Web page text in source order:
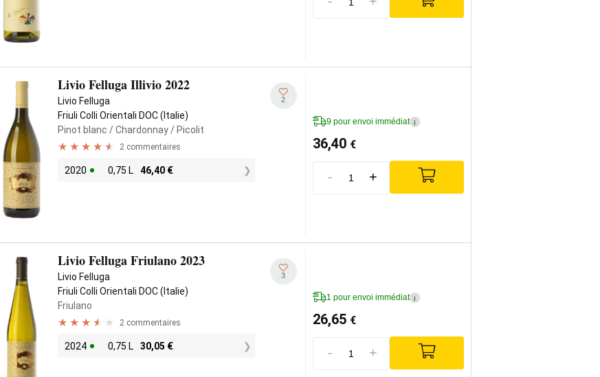
Livio Felluga Illivio 2022
Livio Felluga
Friuli Colli Orientali DOC (Italie)
Pinot blanc / Chardonnay/ Picolit
2 commentaires
2020 0,75 L 46,40 €
2
9 pour envoi immédiat i
36,40 €
- +
Livio Felluga Friulano 2023
Livio Felluga
Friuli Colli Orientali DOC (Italie)
Friulano
2 commentaires
2024 0,75 L 30,05 €
3
1 pour envoi immédiat i
26,65 €
- +